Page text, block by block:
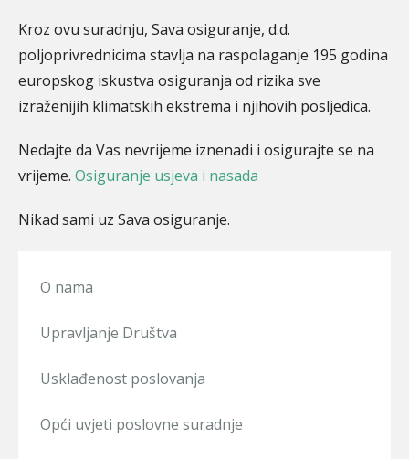
Kroz ovu suradnju, Sava osiguranje, d.d.
poljoprivrednicima stavlja na raspolaganje 195 godina
europskog iskustva osiguranja od rizika sve
izraženijih klimatskih ekstrema i njihovih posljedica.
Nedajte da Vas nevrijeme iznenadi i osigurajte se na
vrijeme. Osiguranje usjeva i nasada
Nikad sami uz Sava osiguranje.
O nama
Upravljanje Društva
Usklađenost poslovanja
Opći uvjeti poslovne suradnje